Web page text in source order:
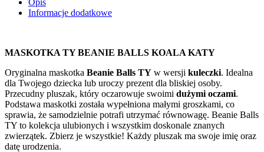
Opis
Informacje dodatkowe
MASKOTKA TY BEANIE BALLS KOALA KATY
Oryginalna maskotka Beanie Balls TY w wersji kuleczki. Idealna
dla Twojego dziecka lub uroczy prezent dla bliskiej osoby.
Przecudny pluszak, który oczarowuje swoimi dużymi oczami.
Podstawa maskotki została wypełniona małymi groszkami, co
sprawia, że samodzielnie potrafi utrzymać równowagę. Beanie Balls
TY to kolekcja ulubionych i wszystkim doskonale znanych
zwierzątek. Zbierz je wszystkie! Każdy pluszak ma swoje imię oraz
datę urodzenia.